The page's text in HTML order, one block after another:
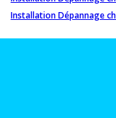
Installation Dépannage